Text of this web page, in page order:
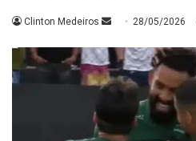
Clinton Medeiros
Mande
e-
mail
28/05/2026